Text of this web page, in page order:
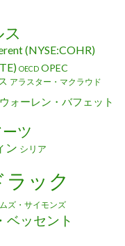
(NYSE:COHR)
OECD OPEC
アラスター・マクラウド
ウォーレン・バフェット
ツ
ン シリア
ック
ズ・サイモンズ
ベッセント